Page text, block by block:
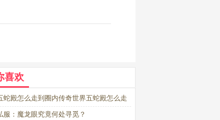
喜欢
蛇殿怎么走到圈内传奇世界五蛇殿怎么走
服：魔龙眼究竟何处寻觅？